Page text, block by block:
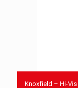
Knoxfield – Hi-Vis